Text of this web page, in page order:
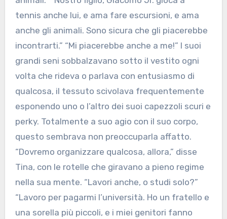
tennis anche lui, e ama fare escursioni, e ama
anche gli animali. Sono sicura che gli piacerebbe
incontrarti.” “Mi piacerebbe anche a me!” I suoi
grandi seni sobbalzavano sotto il vestito ogni
volta che rideva o parlava con entusiasmo di
qualcosa, il tessuto scivolava frequentemente
esponendo uno o l’altro dei suoi capezzoli scuri e
perky. Totalmente a suo agio con il suo corpo,
questo sembrava non preoccuparla affatto.
“Dovremo organizzare qualcosa, allora,” disse
Tina, con le rotelle che giravano a pieno regime
nella sua mente. “Lavori anche, o studi solo?”
“Lavoro per pagarmi l’università. Ho un fratello e
una sorella più piccoli, e i miei genitori fanno